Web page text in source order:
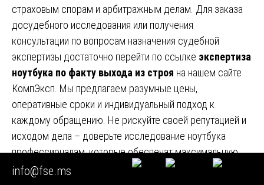
страховым спорам и арбитражным делам. Для заказа
досудебного исследования или получения
консультации по вопросам назначения судебной
экспертизы достаточно перейти по ссылке экспертиза
ноутбука по факту выхода из строя на нашем сайте
КомпЭксп. Мы предлагаем разумные цены,
оперативные сроки и индивидуальный подход к
каждому обращению. Не рискуйте своей репутацией и
исходом дела – доверьте исследование ноутбука
профессионалам, которые обеспечат максимальную
полноту и достоверность выводов. Обращайтесь к нам,
info@fse.ms